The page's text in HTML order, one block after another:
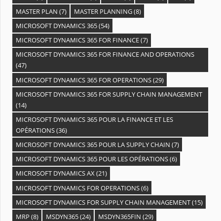
MASTER PLAN (7) MASTER PLANNING(8)
MICROSOFT DYNAMICS 365(54)
MICROSOFT DYNAMICS 365 FOR FINANCE(7)
MICROSOFT DYNAMICS 365 FOR FINANCE AND OPERATIONS
(47)
MICROSOFT DYNAMICS 365 FOR OPERATIONS(29)
MICROSOFT DYNAMICS 365 FOR SUPPLY CHAIN MANAGEMENT
(14)
MICROSOFT DYNAMICS 365 POUR LA FINANCE ET LES
OPÉRATIONS(36)
MICROSOFT DYNAMICS 365 POUR LA SUPPLY CHAIN (7)
MICROSOFT DYNAMICS 365 POUR LES OPÉRATIONS(6)
MICROSOFT DYNAMICS AX(21)
MICROSOFT DYNAMICS FOR OPERATIONS(6)
MICROSOFT DYNAMICS FOR SUPPLY CHAIN MANAGEMENT(15)
MRP (8) MSDYN365(24) MSDYN365FIN (29)